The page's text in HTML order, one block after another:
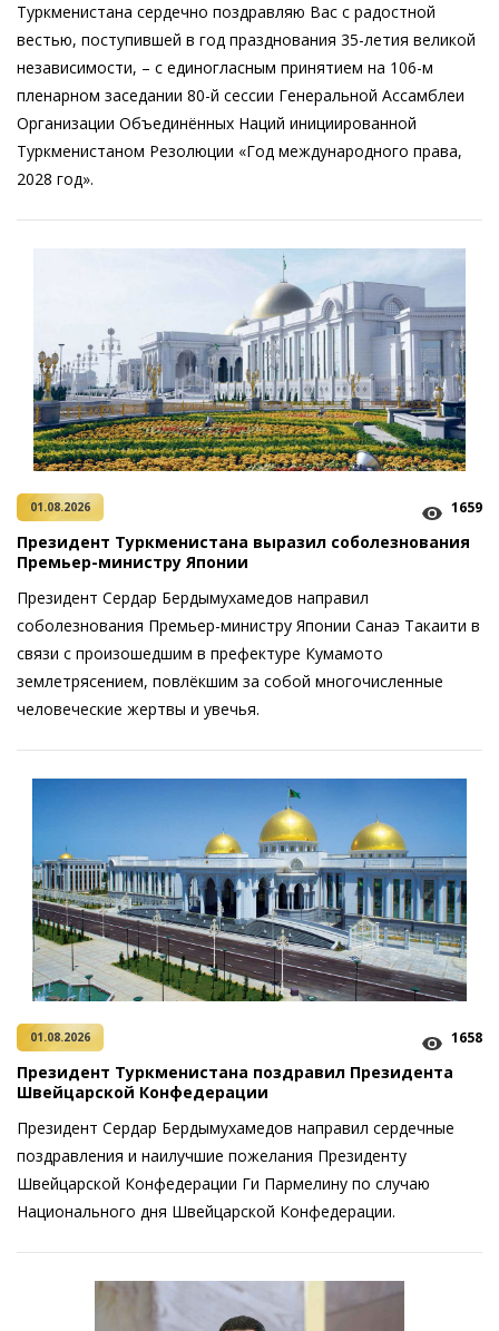
Туркменистана сердечно поздравляю Вас с радостной
вестью, поступившей в год празднования 35-летия великой
независимости, – с единогласным принятием на 106-м
пленарном заседании 80-й сессии Генеральной Ассамблеи
Организации Объединённых Наций инициированной
Туркменистаном Резолюции «Год международного права,
2028 год».
01.08.2026 1659
Президент Туркменистана выразил соболезнования
Премьер-министру Японии
Президент Сердар Бердымухамедов направил
соболезнования ­Премьер-министру Японии Санаэ Такаити в
связи с произошедшим в префектуре Кумамото
землетрясением, повлёкшим за собой многочисленные
человеческие жертвы и увечья.
01.08.2026 1658
Президент Туркменистана поздравил Президента
Швейцарской Конфедерации
Президент Сердар Бердымухамедов направил сердечные
поздравления и наилучшие пожелания Президенту
Швейцарской Конфедерации Ги Пармелину по случаю
Национального дня Швейцарской Конфедерации.